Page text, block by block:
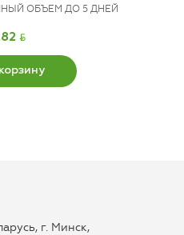
ОБЪЕМ ДО 5 ДНЕЙ
BYN
г. Минск,